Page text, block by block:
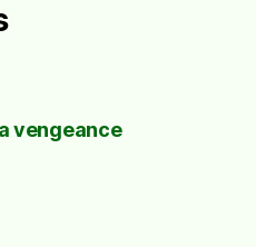
vengeance